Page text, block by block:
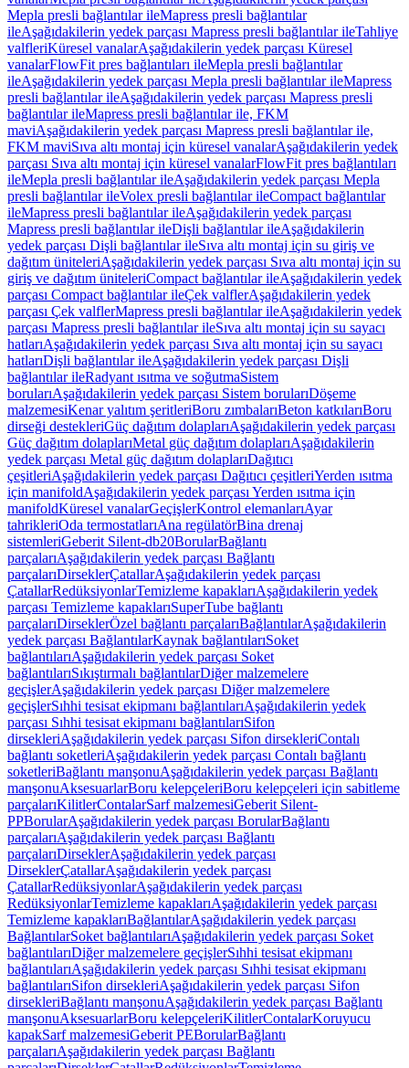
Mepla presli bağlantılar ileMapress presli bağlantılar
ileAşağıdakilerin yedek parçası Mapress presli bağlantılar ileTahliye
valfleriKüresel vanalarAşağıdakilerin yedek parçası Küresel
vanalarFlowFit pres bağlantıları ileMepla presli bağlantılar
ileAşağıdakilerin yedek parçası Mepla presli bağlantılar ileMapress
presli bağlantılar ileAşağıdakilerin yedek parçası Mapress presli
bağlantılar ileMapress presli bağlantılar ile, FKM
maviAşağıdakilerin yedek parçası Mapress presli bağlantılar ile,
FKM maviSıva altı montaj için küresel vanalarAşağıdakilerin yedek
parçası Sıva altı montaj için küresel vanalarFlowFit pres bağlantıları
ileMepla presli bağlantılar ileAşağıdakilerin yedek parçası Mepla
presli bağlantılar ileVolex presli bağlantılar ileCompact bağlantılar
ileMapress presli bağlantılar ileAşağıdakilerin yedek parçası
Mapress presli bağlantılar ileDişli bağlantılar ileAşağıdakilerin
yedek parçası Dişli bağlantılar ileSıva altı montaj için su giriş ve
dağıtım üniteleriAşağıdakilerin yedek parçası Sıva altı montaj için su
giriş ve dağıtım üniteleriCompact bağlantılar ileAşağıdakilerin yedek
parçası Compact bağlantılar ileÇek valflerAşağıdakilerin yedek
parçası Çek valflerMapress presli bağlantılar ileAşağıdakilerin yedek
parçası Mapress presli bağlantılar ileSıva altı montaj için su sayacı
hatlarıAşağıdakilerin yedek parçası Sıva altı montaj için su sayacı
hatlarıDişli bağlantılar ileAşağıdakilerin yedek parçası Dişli
bağlantılar ileRadyant ısıtma ve soğutmaSistem
borularıAşağıdakilerin yedek parçası Sistem borularıDöşeme
malzemesiKenar yalıtım şeritleriBoru zımbalarıBeton katkılarıBoru
dirseği destekleriGüç dağıtım dolaplarıAşağıdakilerin yedek parçası
Güç dağıtım dolaplarıMetal güç dağıtım dolaplarıAşağıdakilerin
yedek parçası Metal güç dağıtım dolaplarıDağıtıcı
çeşitleriAşağıdakilerin yedek parçası Dağıtıcı çeşitleriYerden ısıtma
için manifoldAşağıdakilerin yedek parçası Yerden ısıtma için
manifoldKüresel vanalarGeçişlerKontrol elemanlarıAyar
tahrikleriOda termostatlarıAna regülatörBina drenaj
sistemleriGeberit Silent-db20BorularBağlantı
parçalarıAşağıdakilerin yedek parçası Bağlantı
parçalarıDirseklerÇatallarAşağıdakilerin yedek parçası
ÇatallarRedüksiyonlarTemizleme kapaklarıAşağıdakilerin yedek
parçası Temizleme kapaklarıSuperTube bağlantı
parçalarıDirseklerÖzel bağlantı parçalarıBağlantılarAşağıdakilerin
yedek parçası BağlantılarKaynak bağlantılarıSoket
bağlantılarıAşağıdakilerin yedek parçası Soket
bağlantılarıSıkıştırmalı bağlantılarDiğer malzemelere
geçişlerAşağıdakilerin yedek parçası Diğer malzemelere
geçişlerSıhhi tesisat ekipmanı bağlantılarıAşağıdakilerin yedek
parçası Sıhhi tesisat ekipmanı bağlantılarıSifon
dirsekleriAşağıdakilerin yedek parçası Sifon dirsekleriContalı
bağlantı soketleriAşağıdakilerin yedek parçası Contalı bağlantı
soketleriBağlantı manşonuAşağıdakilerin yedek parçası Bağlantı
manşonuAksesuarlarBoru kelepçeleriBoru kelepçeleri için sabitleme
parçalarıKilitlerContalarSarf malzemesiGeberit Silent-
PPBorularAşağıdakilerin yedek parçası BorularBağlantı
parçalarıAşağıdakilerin yedek parçası Bağlantı
parçalarıDirseklerAşağıdakilerin yedek parçası
DirseklerÇatallarAşağıdakilerin yedek parçası
ÇatallarRedüksiyonlarAşağıdakilerin yedek parçası
RedüksiyonlarTemizleme kapaklarıAşağıdakilerin yedek parçası
Temizleme kapaklarıBağlantılarAşağıdakilerin yedek parçası
BağlantılarSoket bağlantılarıAşağıdakilerin yedek parçası Soket
bağlantılarıDiğer malzemelere geçişlerSıhhi tesisat ekipmanı
bağlantılarıAşağıdakilerin yedek parçası Sıhhi tesisat ekipmanı
bağlantılarıSifon dirsekleriAşağıdakilerin yedek parçası Sifon
dirsekleriBağlantı manşonuAşağıdakilerin yedek parçası Bağlantı
manşonuAksesuarlarBoru kelepçeleriKilitlerContalarKoruyucu
kapakSarf malzemesiGeberit PEBorularBağlantı
parçalarıAşağıdakilerin yedek parçası Bağlantı